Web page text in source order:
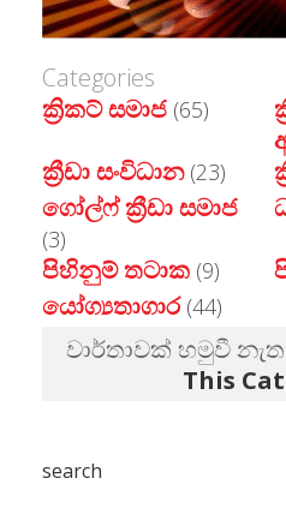
Categories
ක්‍රිකට් සමාජ (65)
ක්‍රීඩා සංවිධාන (23)
ගෝල්ෆ් ක්‍රීඩා සමාජ
(3)
පිහිනුම් තටාක (9)
යෝග්‍යතාගාර (44)
වාර්තාවක් හමුවී නැත
This
search